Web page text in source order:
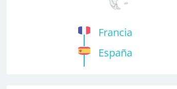
Francia
España